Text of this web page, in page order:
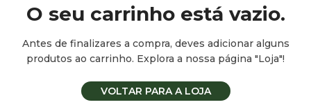
O seu carrinho está vazio.
Antes de finalizares a compra, deves adicionar alguns
produtos ao carrinho. Explora a nossa página "Loja"!
VOLTAR PARA A LOJA